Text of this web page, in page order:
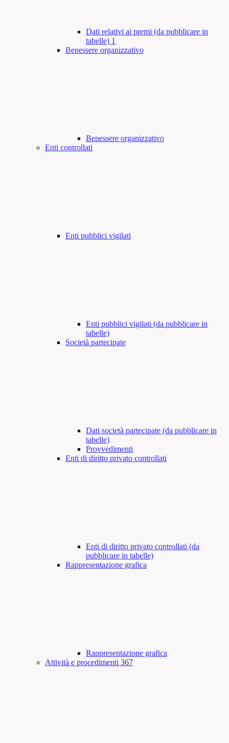
Dati relativi ai premi (da pubblicare in
tabelle) 1
Benessere organizzativo
Benessere organizzativo
Enti controllati
Enti pubblici vigilati
Enti pubblici vigilati (da pubblicare in
tabelle)
Società partecipate
Dati società partecipate (da pubblicare in
tabelle)
Provvedimenti
Enti di diritto privato controllati
Enti di diritto privato controllati (da
pubblicare in tabelle)
Rappresentazione grafica
Rappresentazione grafica
Attività e procedimenti 367